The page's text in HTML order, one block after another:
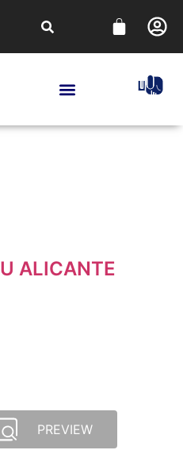
ALICANTE
PREVIEW